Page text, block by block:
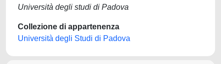
Università degli studi di Padova
Collezione di appartenenza
Università degli Studi di Padova